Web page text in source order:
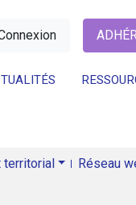
territorial Réseau